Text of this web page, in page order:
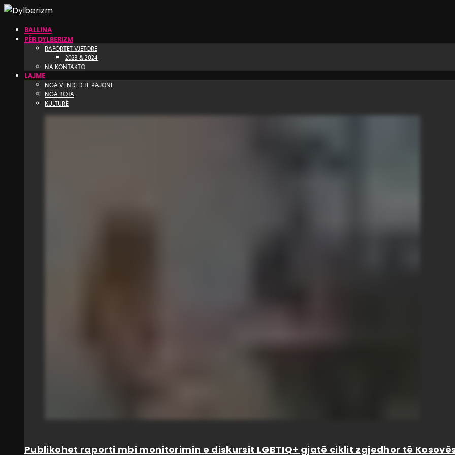
BALLINA
PËR DYLBERIZM
RAPORTET VJETORE
2023 & 2024
NA KONTAKTO
LAJME
NGA VENDI DHE RAJONI
NGA BOTA
KULTURË
Publikohet raporti mbi monitorimin e diskursit LGBTIQ+ gjatë ciklit zgjedhor të